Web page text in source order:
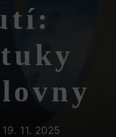
19. 11. 2025